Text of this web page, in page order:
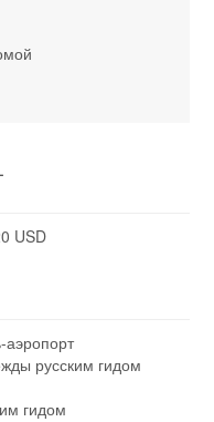
USD
русским гидом
гидом